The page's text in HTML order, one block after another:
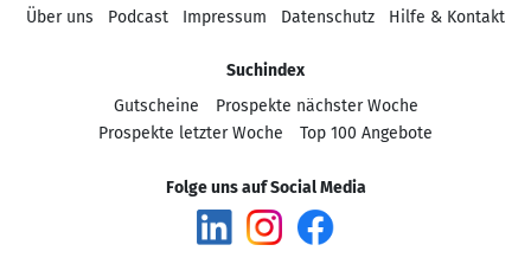
Über uns Podcast Impressum Datenschutz Hilfe & Kontakt
Suchindex
Gutscheine
Prospekte nächster Woche
Prospekte letzter Woche
Top 100 Angebote
Folge uns auf Social Media